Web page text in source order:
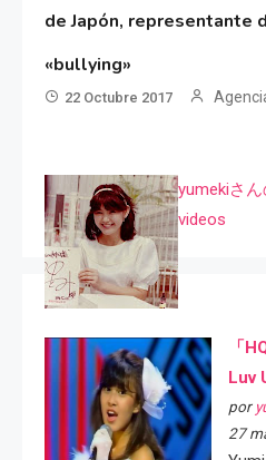
de Japón, representante
«bullying»
22 Octubre 2017
yumekiさ
videos
「
Luv
por
27